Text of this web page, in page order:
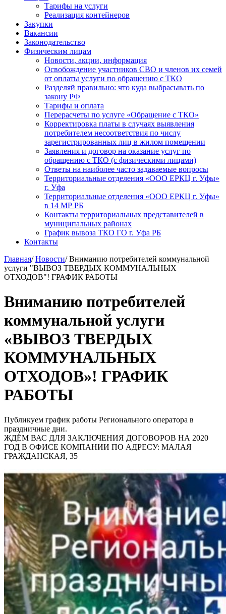
Тарифы на услуги
Реализация контейнеров
Закупки
Вакансии
Законодательство
Физическим лицам
Новости, акции, информация
Освобождение участников СВО и членов их семей
от оплаты услуги по обращению с ТКО
Разделяй правильно: что куда выбрасывать по
закону РФ
Тарифы и оплата
Перерасчеты по услуге «Обращение с ТКО»
Корректировка платы в случаях выявления
потребителем несоответствия по числу
зарегистрированных лиц в жилом помещении
Заявления и договор на оказание услуг по
обращению с ТКО (с физическими лицами)
Ответы на наиболее часто задаваемые вопросы
Территориальные отделения «ООО ЕРКЦ г. Уфы»
г. Уфа
Территориальные отделения «ООО ЕРКЦ г. Уфы»
в 14 МР РБ
Контакты территориальных представителей в
муниципальных районах
График вывоза ТКО ГО г. Уфа РБ
Контакты
Главная/ Новости/ Вниманию потребителей коммунальной
услуги "ВЫВОЗ ТВЕРДЫХ КОММУНАЛЬНЫХ
ОТХОДОВ"! ГРАФИК РАБОТЫ
Вниманию потребителей
коммунальной услуги
«ВЫВОЗ ТВЕРДЫХ
КОММУНАЛЬНЫХ
ОТХОДОВ»! ГРАФИК
РАБОТЫ
Публикуем график работы Регионального оператора в
праздничные дни.
ЖДЁМ ВАС ДЛЯ ЗАКЛЮЧЕНИЯ ДОГОВОРОВ НА 2020
ГОД В ОФИСЕ КОМПАНИИ ПО АДРЕСУ: МАЛАЯ
ГРАЖДАНСКАЯ, 35